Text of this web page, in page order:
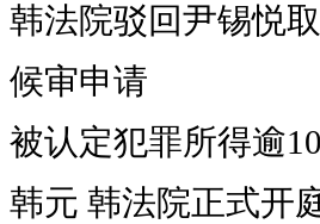
韩法院驳回尹锡悦
候审申请
被认定犯罪所得逾
韩元 韩法院正式开